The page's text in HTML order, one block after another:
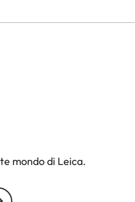
mondo di Leica.